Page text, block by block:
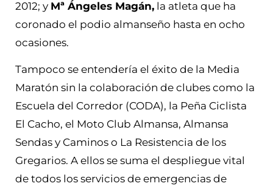
2012; y Mª Ángeles Magán, la atleta que ha
coronado el podio almanseño hasta en ocho
ocasiones.
Tampoco se entendería el éxito de la Media
Maratón sin la colaboración de clubes como la
Escuela del Corredor (CODA), la Peña Ciclista
El Cacho, el Moto Club Almansa, Almansa
Sendas y Caminos o La Resistencia de los
Gregarios. A ellos se suma el despliegue vital
de todos los servicios de emergencias de